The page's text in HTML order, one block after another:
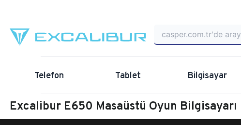
Telefon Tablet Bilgisayar
Excalibur E650 Masaüstü Oyun